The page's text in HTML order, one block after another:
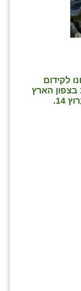
לקידום
בצפון הארץ
14.